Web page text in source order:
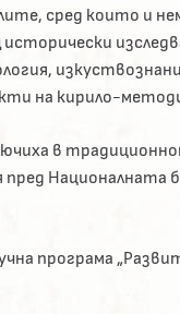
сред които и
на кирило-
в
Националната
програма